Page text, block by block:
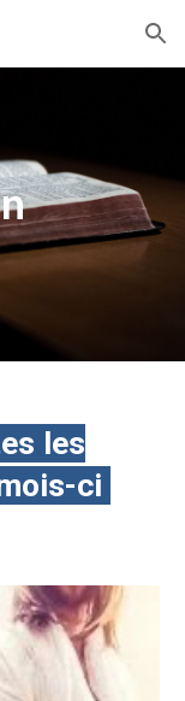
Skip to navigation
les
ci